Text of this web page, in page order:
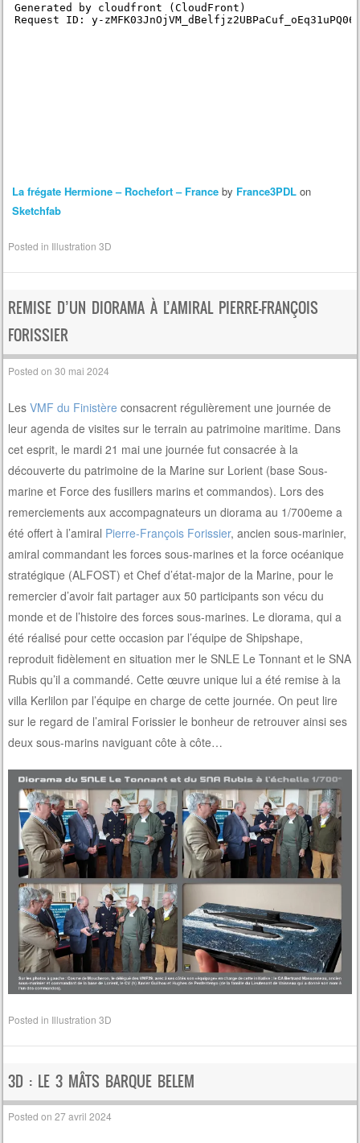
La frégate Hermione – Rochefort – Franceby France3PDLon
Sketchfab
Posted in Illustration 3D
REMISE D’UN DIORAMA À L’AMIRAL PIERRE-FRANÇOIS
FORISSIER
Posted on30 mai 2024
LesVMF du Finistère consacrent régulièrement une journée de
leur agenda de visites sur le terrain au patrimoine maritime. Dans
cet esprit, le mardi 21 mai une journée fut consacrée à la
découverte du patrimoine de la Marine sur Lorient (base Sous-
marine et Force des fusillers marins et commandos). Lors des
remerciements aux accompagnateurs un diorama au 1/700eme a
été offert à l’amiral Pierre-François Forissier, ancien sous-marinier,
amiral commandant les forces sous-marines et la force océanique
stratégique (ALFOST) et Chef d’état-major de la Marine, pour le
remercier d’avoir fait partager aux 50 participants son vécu du
monde et de l’histoire des forces sous-marines. Le diorama, qui a
été réalisé pour cette occasion par l’équipe de Shipshape,
reproduit fidèlement en situation mer le SNLE Le Tonnant et le SNA
Rubis qu’il a commandé. Cette œuvre unique lui a été remise à la
villa Kerlilon par l’équipe en charge de cette journée. On peut lire
sur le regard de l’amiral Forissier le bonheur de retrouver ainsi ses
deux sous-marins naviguant côte à côte…
Posted in Illustration 3D
3D : LE 3 MÂTS BARQUE BELEM
Posted on27 avril 2024